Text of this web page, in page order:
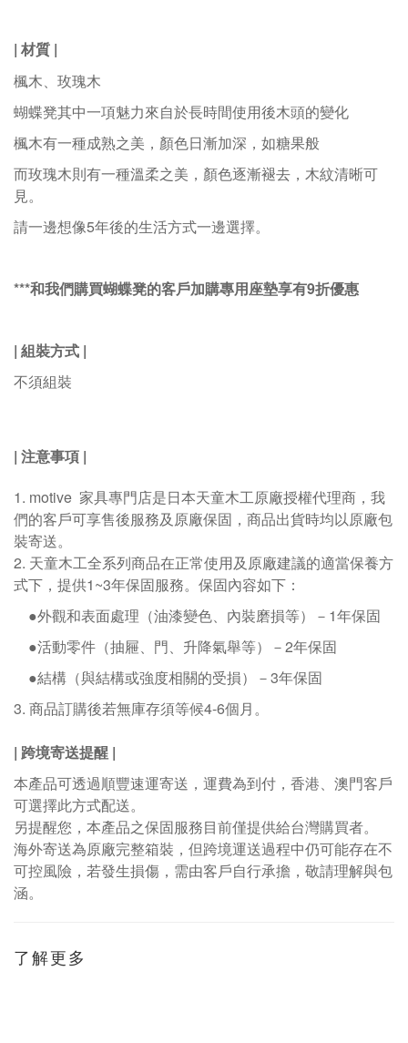
| 材質 |
楓木、 玫瑰木
蝴蝶凳其中一項魅力來自於長時間使用後木頭的變化
楓木有一種成熟之美，顏色日漸加深，如糖果般
而玫瑰木則有一種溫柔之美，顏色逐漸褪去，木紋清晰可
見。
請一邊想像5年後的生活方式一邊選擇。
***和我們購買蝴蝶凳的客戶加購專用座墊享有9折優惠
| 組裝方式 |
不須組裝
| 注意事項 |
1. motive 家具專門店是日本天童木工原廠授權代理商，我
們的客戶可享售後服務及原廠保固，商品出貨時均以原廠包
裝寄送。
2. 天童木工全系列商品在正常使用及原廠建議的適當保養方
式下，提供1~3年保固服務。保固內容如下：
●外觀和表面處理（油漆變色、內裝磨損等）－ 1年保固
●活動零件（抽屜、門、升降氣舉等）－2年保固
●結構（與結構或強度相關的受損）－3年保固
3. 商品訂購後若無庫存須等候4-6個月。
| 跨境寄送提醒 |
本產品可透過順豐速運寄送，運費為到付，香港、澳門客戶
可選擇此方式配送。
另提醒您，本產品之保固服務目前僅提供給台灣購買者。
海外寄送為原廠完整箱裝，但跨境運送過程中仍可能存在不
可控風險，若發生損傷，需由客戶自行承擔，敬請理解與包
涵。
了解更多